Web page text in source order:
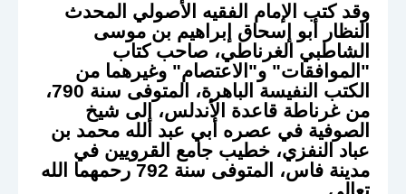
وقد كتب الإمام الفقيه الأصولي المحدث
النظار أبو إسحاق إبراهيم بن موسى
الشاطبي الغرناطي، صاحب كتاب
"الموافقات" و"الاعتصام" وغيرهما من
الكتب النفيسة الباهرة، المتوفى سنة 790،
من غرناطة قاعدة الأندلس، إلى شيخ
الصوفية في عصره أبي عبد الله محمد بن
عباد النفزي، خطيب جامع القرويين في
مدينة فاس، المتوفى سنة 792 رحمهما الله